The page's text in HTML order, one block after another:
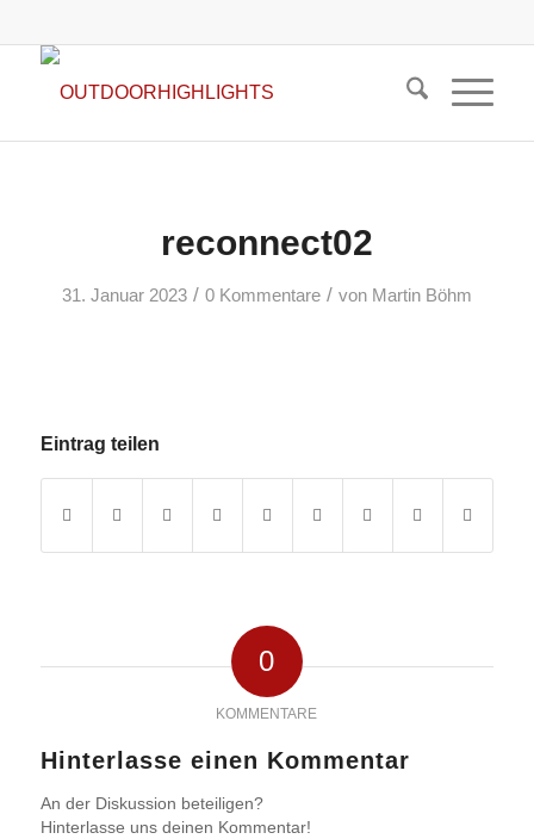
reconnect02
31. Januar 2023 / 0 Kommentare / von Martin Böhm
Eintrag teilen
0
KOMMENTARE
Hinterlasse einen Kommentar
An der Diskussion beteiligen?
Hinterlasse uns deinen Kommentar!